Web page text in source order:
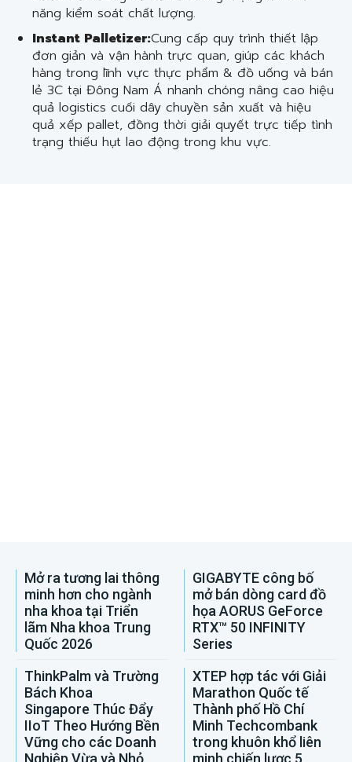
năng kiểm soát chất lượng.
Instant Palletizer:Cung cấp quy trình thiết lập
đơn giản và vận hành trực quan, giúp các khách
hàng trong lĩnh vực thực phẩm & đồ uống và bán
lẻ 3C tại Đông Nam Á nhanh chóng nâng cao hiệu
quả logistics cuối dây chuyền sản xuất và hiệu
quả xếp pallet, đồng thời giải quyết trực tiếp tình
trạng thiếu hụt lao động trong khu vực.
Mở ra tương lai thông
minh hơn cho ngành
nha khoa tại Triển
lãm Nha khoa Trung
Quốc 2026
GIGABYTE công bố
mở bán dòng card đồ
họa AORUS GeForce
RTX™ 50 INFINITY
Series
ThinkPalm và Trường
Bách Khoa
Singapore Thúc Đẩy
IIoT Theo Hướng Bền
Vững cho các Doanh
Nghiệp Vừa và Nhỏ
XTEP hợp tác với Giải
Marathon Quốc tế
Thành phố Hồ Chí
Minh Techcombank
trong khuôn khổ liên
minh chiến lược 5